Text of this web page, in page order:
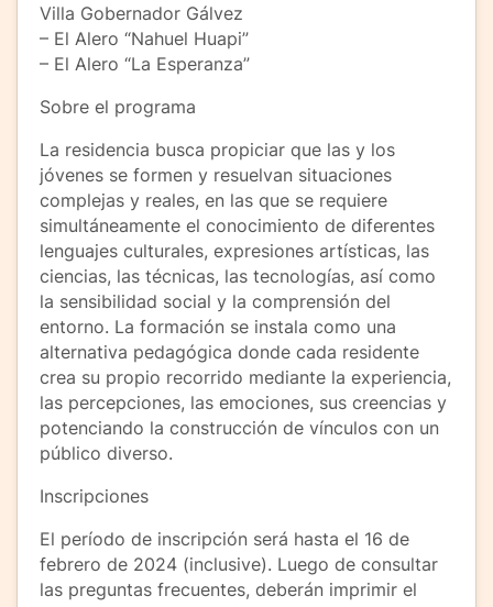
Villa Gobernador Gálvez
– El Alero “Nahuel Huapi”
– El Alero “La Esperanza”
Sobre el programa
La residencia busca propiciar que las y los
jóvenes se formen y resuelvan situaciones
complejas y reales, en las que se requiere
simultáneamente el conocimiento de diferentes
lenguajes culturales, expresiones artísticas, las
ciencias, las técnicas, las tecnologías, así como
la sensibilidad social y la comprensión del
entorno. La formación se instala como una
alternativa pedagógica donde cada residente
crea su propio recorrido mediante la experiencia,
las percepciones, las emociones, sus creencias y
potenciando la construcción de vínculos con un
público diverso.
Inscripciones
El período de inscripción será hasta el 16 de
febrero de 2024 (inclusive). Luego de consultar
las preguntas frecuentes, deberán imprimir el